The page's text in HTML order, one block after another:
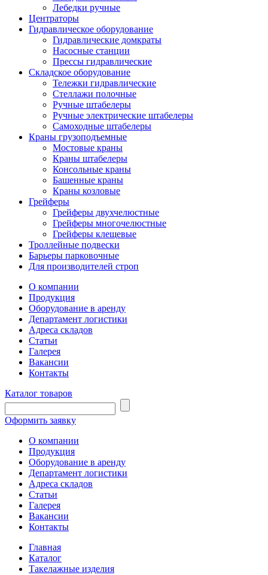
Лебедки ручные
Центраторы
Гидравлическое оборудование
Гидравлические домкраты
Насосные станции
Прессы гидравлические
Складское оборудование
Тележки гидравлические
Cтеллажи полочные
Ручные штабелеры
Ручные электрические штабелеры
Самоходные штабелеры
Краны грузоподъемные
Мостовые краны
Краны штабелеры
Консольные краны
Башенные краны
Краны козловые
Грейферы
Грейферы двухчелюстные
Грейферы многочелюстные
Грейферы клещевые
Троллейные подвески
Барьеры парковочные
Для производителей строп
О компании
Продукция
Оборудование в аренду
Департамент логистики
Адреса складов
Статьи
Галерея
Вакансии
Контакты
Каталог товаров
Оформить заявку
О компании
Продукция
Оборудование в аренду
Департамент логистики
Адреса складов
Статьи
Галерея
Вакансии
Контакты
Главная
Каталог
Такелажные изделия